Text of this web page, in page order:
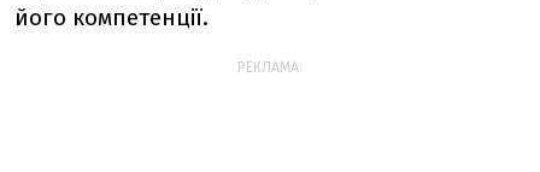
його компетенції.
РЕКЛАМА: